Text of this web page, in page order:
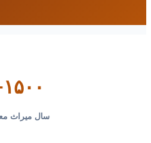
۱۵۰۰+
سال میراث